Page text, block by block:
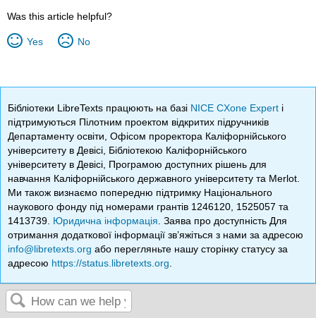
Was this article helpful?
Yes No
Бібліотеки LibreTexts працюють на базі NICE CXone Expert і
підтримуються Пілотним проектом відкритих підручників
Департаменту освіти, Офісом проректора Каліфорнійського
університету в Девісі, Бібліотекою Каліфорнійського
університету в Девісі, Програмою доступних рішень для
навчання Каліфорнійського державного університету та Merlot.
Ми також визнаємо попередню підтримку Національного
наукового фонду під номерами грантів 1246120, 1525057 та
1413739. Юридична інформація . Заява про доступність Для
отримання додаткової інформації зв’яжіться з нами за адресою
info@libretexts.org або перегляньте нашу сторінку статусу за
адресою https://status.libretexts.org